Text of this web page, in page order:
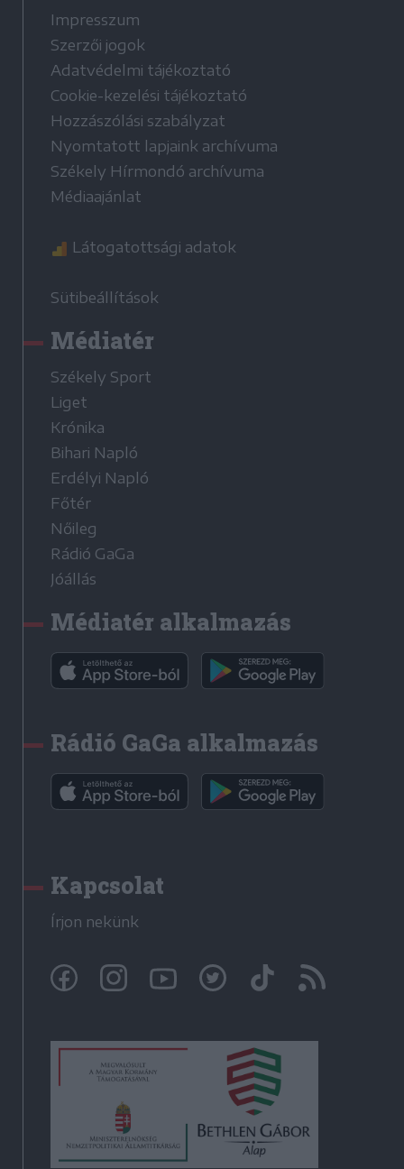
Impresszum
Szerzői jogok
Adatvédelmi tájékoztató
Cookie-kezelési tájékoztató
Hozzászólási szabályzat
Nyomtatott lapjaink archívuma
Székely Hírmondó archívuma
Médiaajánlat
Látogatottsági adatok
Sütibeállítások
Médiatér
Székely Sport
Liget
Krónika
Bihari Napló
Erdélyi Napló
Főtér
Nőileg
Rádió GaGa
Jóállás
Médiatér alkalmazás
Rádió GaGa alkalmazás
Kapcsolat
Írjon nekünk